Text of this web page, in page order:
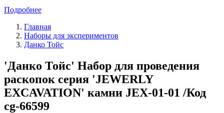
Подробнее
Главная
Наборы для экспериментов
Данко Тойс
'Данко Тойс' Набор для проведения
раскопок серия 'JEWERLY
EXCAVATION' камни JEX-01-01 /Код
cg-66599